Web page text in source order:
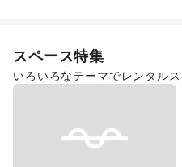
スペース特集
いろいろなテーマでレンタル